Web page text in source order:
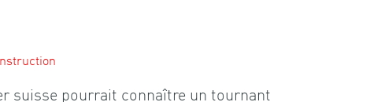
suisse pourrait connaître un tournant